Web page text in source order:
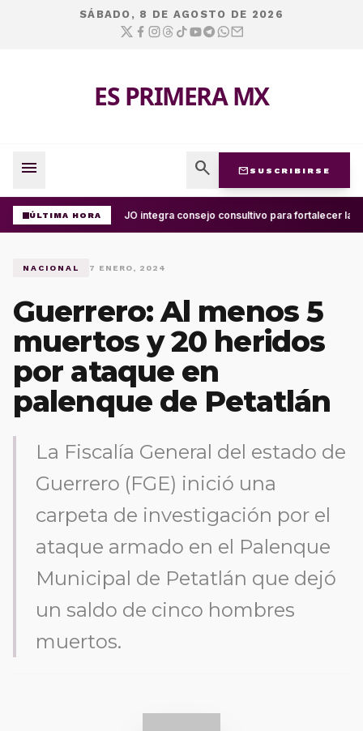
SÁBADO, 8 DE AGOSTO DE 2026
ES PRIMERA MX
menu search mail SUSCRIBIRSE
ÚLTIMA HORA UABJO integra consejo consultivo para fortalecer la
NACIONAL 7 ENERO, 2024
Guerrero: Al menos 5
muertos y 20 heridos
por ataque en
palenque de Petatlán
La Fiscalía General del estado de
Guerrero (FGE) inició una
carpeta de investigación por el
ataque armado en el Palenque
Municipal de Petatlán que dejó
un saldo de cinco hombres
muertos.